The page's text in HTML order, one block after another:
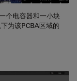
个电容器和一小块
为该PCBA区域的